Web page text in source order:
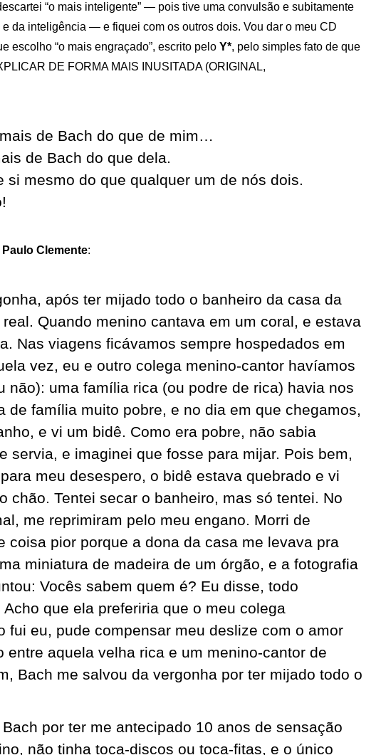
“o mais inteligente” — pois tive uma convulsão e subitamente
da inteligência — e fiquei com os outros dois. Vou dar o meu CD
escolho “o mais engraçado”, escrito pelo Y*, pelo simples fato de que
DE FORMA MAIS INUSITADA (ORIGINAL,
de Bach do que de mim…
de Bach do que dela.
si mesmo do que qualquer um de nós dois.
Paulo Clemente:
após ter mijado todo o banheiro da casa da
Quando menino cantava em um coral, e estava
Nas viagens ficávamos sempre hospedados em
vez, eu e outro colega menino-cantor havíamos
não): uma família rica (ou podre de rica) havia nos
de família muito pobre, e no dia em que chegamos,
e vi um bidê. Como era pobre, não sabia
servia, e imaginei que fosse para mijar. Pois bem,
meu desespero, o bidê estava quebrado e vi
chão. Tentei secar o banheiro, mas só tentei. No
me reprimiram pelo meu engano. Morri de
coisa pior porque a dona da casa me levava pra
miniatura de madeira de um órgão, e a fotografia
Vocês sabem quem é? Eu disse, todo
que ela preferiria que o meu colega
fui eu, pude compensar meu deslize com o amor
entre aquela velha rica e um menino-cantor de
Bach me salvou da vergonha por ter mijado todo o
por ter me antecipado 10 anos de sensação
não tinha toca-discos ou toca-fitas, e o único